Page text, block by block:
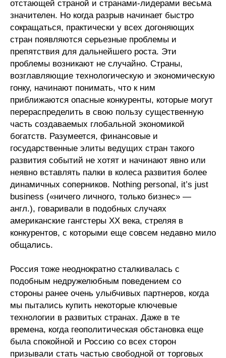
Материалы
Конкурсы и вакансии
отстающей страной и странами-лидерами весьма
значителен. Но когда разрыв начинает быстро
сокращаться, практически у всех догоняющих
стран появляются серьезные проблемы и
препятствия для дальнейшего роста. Эти
проблемы возникают не случайно. Страны,
возглавляющие технологическую и экономическую
гонку, начинают понимать, что к ним
приближаются опасные конкуренты, которые могут
перераспределить в свою пользу существенную
часть создаваемых глобальной экономикой
богатств. Разумеется, финансовые и
государственные элиты ведущих стран такого
развития событий не хотят и начинают явно или
неявно вставлять палки в колеса развития более
динамичных соперников. Nothing personal, it’s just
business («ничего личного, только бизнес» —
англ.), говаривали в подобных случаях
американские гангстеры XX века, стреляя в
конкурентов, с которыми еще совсем недавно мило
общались.
Россия тоже неоднократно сталкивалась с
подобным недружелюбным поведением со
стороны ранее очень улыбчивых партнеров, когда
мы пытались купить некоторые ключевые
технологии в развитых странах. Даже в те
времена, когда геополитическая обстановка еще
была спокойной и Россию со всех сторон
призывали стать частью свободной от торговых